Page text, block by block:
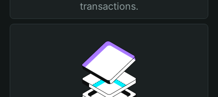
transactions.